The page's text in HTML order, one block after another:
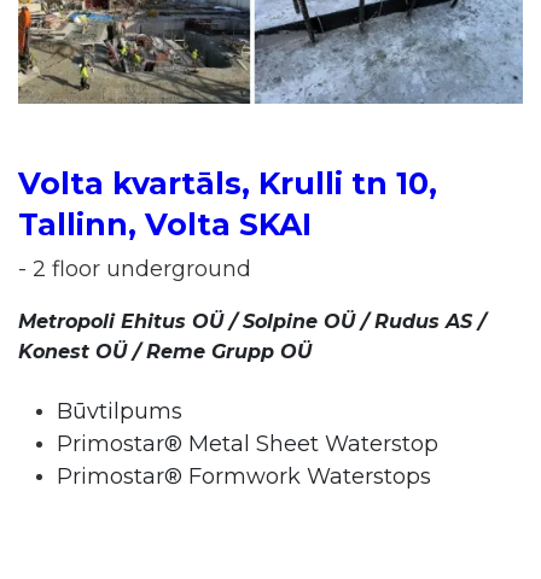
Volta kvartāls, Krulli tn 10,
Tallinn, Volta SKAI
- 2 floor underground
Metropoli Ehitus OÜ / Solpine OÜ / Rudus AS /
Konest OÜ /Reme Grupp OÜ
Būvtilpums
Primostar® Metal Sheet Waterstop
Primostar® Formwork Waterstops